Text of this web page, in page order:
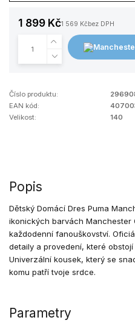
1 899 Kč1 569 Kčbez DPH
Číslo produktu:
EAN kód:
Velikost:
140
Popis
Dětský Domácí Dres Puma
ikonických barvách Manchester
každodenní fanouškovství.
detaily a provedení, které
Univerzální kousek, který se
komu patří tvoje srdce.
Parametry